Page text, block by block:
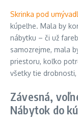
Skrinka pod
kúpeľne. Mala by
nábytku – či už
samozrejme, mala
priestoru, koľko
všetky tie
Závesná,
Nábytok do